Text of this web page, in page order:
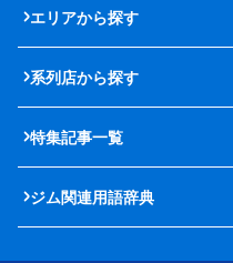
エリアから探す
系列店から探す
特集記事一覧
ジム関連用語辞典